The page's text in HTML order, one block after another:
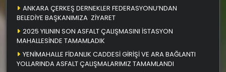
ANKARA ÇERKEŞ DERNEKLER FEDERASYONU’NDAN
BELEDİYE BAŞKANIMIZA ZİYARET
2025 YILININ SON ASFALT ÇALIŞMASINI İSTASYON
MAHALLESİNDE TAMAMLADIK
YENİMAHALLE FİDANLIK CADDESİ GİRİŞİ VE ARA BAĞLANTI
YOLLARINDA ASFALT ÇALIŞMALARIMIZ TAMAMLANDI